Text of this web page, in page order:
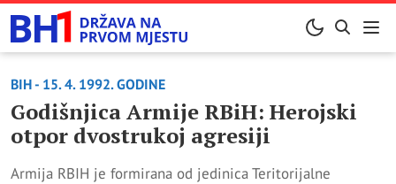
BIH - 15. 4. 1992. GODINE
Godišnjica Armije RBiH: Herojski
otpor dvostrukoj agresiji
Armija RBIH je formirana od jedinica Teritorijalne